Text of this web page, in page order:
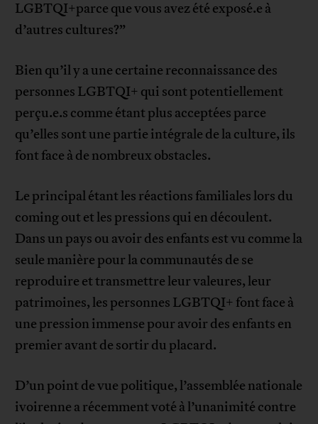
LGBTQI+parce que vous avez été exposé.e à
d’autres cultures?”
Bien qu’il y a une certaine reconnaissance des
personnes LGBTQI+ qui sont potentiellement
perçu.e.s comme étant plus acceptées parce
qu’elles sont une partie intégrale de la culture, ils
font face à de nombreux obstacles.
Le principal étant les réactions familiales lors du
coming out et les pressions qui en découlent.
Dans un pays ou avoir des enfants est vu comme la
seule manière pour la communautés de se
reproduire et transmettre leur valeures, leur
patrimoines, les personnes LGBTQI+ font face à
une pression immense pour avoir des enfants en
premier avant de sortir du placard.
D’un point de vue politique, l’assemblée nationale
ivoirenne a récemment voté à l’unanimité contre